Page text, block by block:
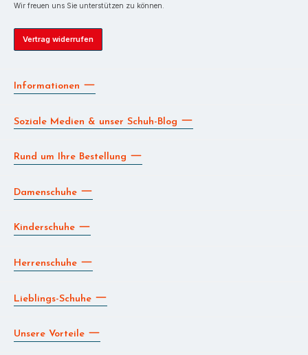
Wir freuen uns Sie unterstützen zu können.
Vertrag widerrufen
Informationen
Soziale Medien & unser Schuh-Blog
Rund um Ihre Bestellung
Damenschuhe
Kinderschuhe
Herrenschuhe
Lieblings-Schuhe
Unsere Vorteile